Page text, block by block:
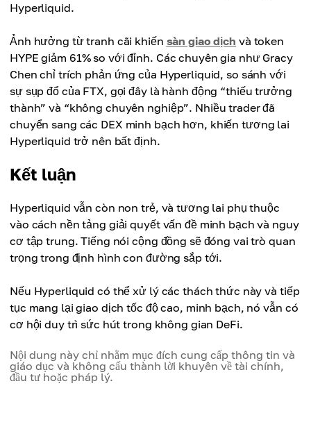
Hyperliquid.
Ảnh hưởng từ tranh cãi khiến sàn giao dịch và token
HYPE giảm 61% so với đỉnh. Các chuyên gia như Gracy
Chen chỉ trích phản ứng của Hyperliquid, so sánh với
sự sụp đổ của FTX, gọi đây là hành động “thiếu trưởng
thành” và “không chuyên nghiệp”. Nhiều trader đã
chuyển sang các DEX minh bạch hơn, khiến tương lai
Hyperliquid trở nên bất định.
Kết luận
Hyperliquid vẫn còn non trẻ, và tương lai phụ thuộc
vào cách nền tảng giải quyết vấn đề minh bạch và nguy
cơ tập trung. Tiếng nói cộng đồng sẽ đóng vai trò quan
trọng trong định hình con đường sắp tới.
Nếu Hyperliquid có thể xử lý các thách thức này và tiếp
tục mang lại giao dịch tốc độ cao, minh bạch, nó vẫn có
cơ hội duy trì sức hút trong không gian DeFi.
Nội dung này chỉ nhằm mục đích cung cấp thông tin và
giáo dục và không cấu thành lời khuyên về tài chính,
đầu tư hoặc pháp lý.